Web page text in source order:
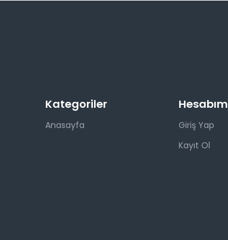
Kategoriler
Anasayfa
Hesabım
Giriş Yap
Kayıt Ol